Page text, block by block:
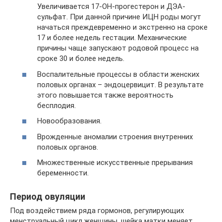
Увеличивается 17-ОН-прогестерон и ДЭА-
сульфат. При данной причине ИЦН роды могут
начаться преждевременно и экстренно на сроке
17 и более недель гестации. Механические
причины чаще запускают родовой процесс на
сроке 30 и более недель.
Воспалительные процессы в области женских
половых органах – эндоцервицит. В результате
этого повышается также вероятность
бесплодия.
Новообразования.
Врожденные аномалии строения внутренних
половых органов.
Множественные искусственные прерывания
беременности.
Период овуляции
Под воздействием ряда гормонов, регулирующих